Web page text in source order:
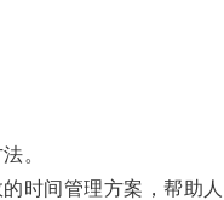
。
间管理方案，帮助人